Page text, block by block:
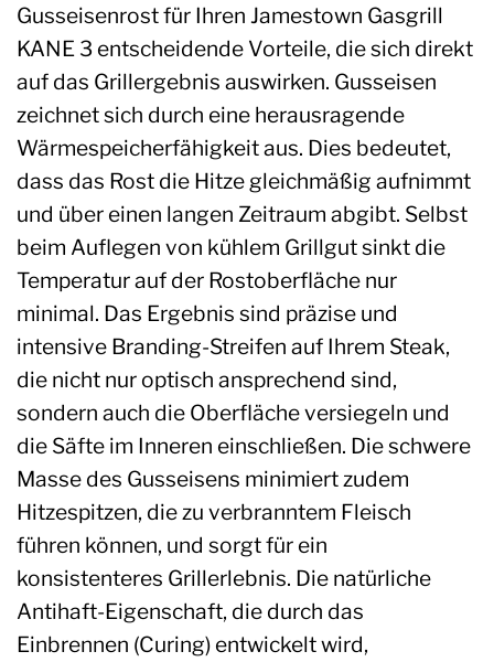
Gusseisenrost für Ihren Jamestown Gasgrill
KANE 3 entscheidende Vorteile, die sich direkt
auf das Grillergebnis auswirken. Gusseisen
zeichnet sich durch eine herausragende
Wärmespeicherfähigkeit aus. Dies bedeutet,
dass das Rost die Hitze gleichmäßig aufnimmt
und über einen langen Zeitraum abgibt. Selbst
beim Auflegen von kühlem Grillgut sinkt die
Temperatur auf der Rostoberfläche nur
minimal. Das Ergebnis sind präzise und
intensive Branding-Streifen auf Ihrem Steak,
die nicht nur optisch ansprechend sind,
sondern auch die Oberfläche versiegeln und
die Säfte im Inneren einschließen. Die schwere
Masse des Gusseisens minimiert zudem
Hitzespitzen, die zu verbranntem Fleisch
führen können, und sorgt für ein
konsistenteres Grillerlebnis. Die natürliche
Antihaft-Eigenschaft, die durch das
Einbrennen (Curing) entwickelt wird,